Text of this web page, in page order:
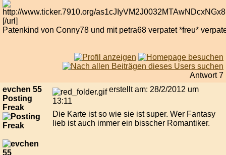
[/url]
Patenkind von Conny78 und mit petra68 verpatet *freu*
Antwort 7
evchen 55
Posting
Freak
erstellt am: 28/2/2012 um
13:11
Die Karte ist so wie sie ist super. Wer Fantasy
lieb ist auch immer ein bisscher Romantiker.